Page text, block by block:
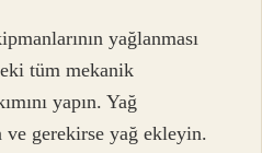
yağlanması
tüm mekanik
yapın. Yağ
gerekirse yağ ekleyin.